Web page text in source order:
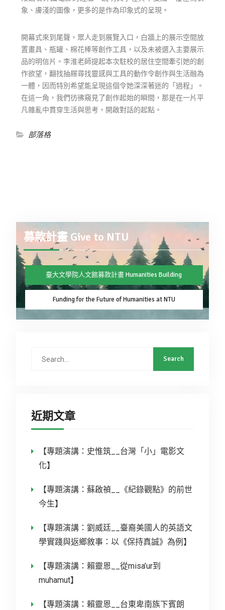
象、膚淺的圖像，更多的是作為印象式的呈現。
開幕式來到尾聲，眾人走到展覽入口，白牆上的展示空間放
置畫具、瓶罐、棉花棒等創作工具，以及未被選入主要展示
品的明信片。李淮老師提起本次駐校的居住空間牽引她的創
作欲望，翻找抽屜尋找靈感與工具的動作令創作與生活融為
一體，因而特別希望能呈現這個令她深深著迷的「過程」。
在這一角，我們彷彿窺見了創作起始的瞬間，那是在一片平
凡雜亂中貫穿生活與思考，開啟對話的起點。
部落格
募款計畫 Give to NTU
臺大文學院人文館募款計畫 Humanities Building
Funding for the Future of Humanities at NTU
近期文章
【專題演講：史惟筑__台灣「小」電影文
化】
【專題演講：蘇啟禎__《紀錄觀點》的前世
今生】
【專題演講：劉威廷__臺裔美國人的英語文
學實踐與返鄉敘事：以《保持真誠》為例】
【專題演講：賴靈恩__從misa’ur到
muhamut】
【專題演講：賴靈恩__台東卑南族下賓朗